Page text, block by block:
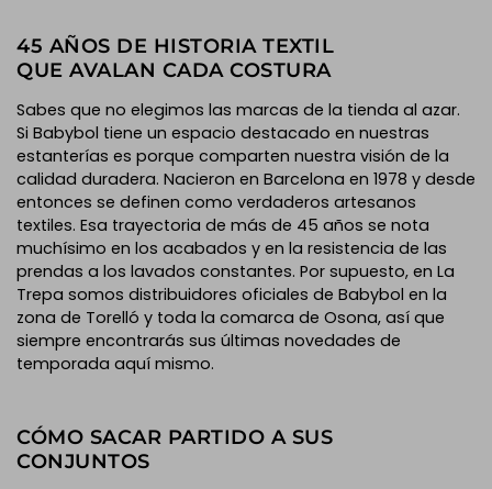
45 AÑOS DE HISTORIA TEXTIL
QUE AVALAN CADA COSTURA
Sabes que no elegimos las marcas de la tienda al azar.
Si Babybol tiene un espacio destacado en nuestras
estanterías es porque comparten nuestra visión de la
calidad duradera. Nacieron en Barcelona en 1978 y desde
entonces se definen como verdaderos artesanos
textiles. Esa trayectoria de más de 45 años se nota
muchísimo en los acabados y en la resistencia de las
prendas a los lavados constantes. Por supuesto, en La
Trepa somos distribuidores oficiales de Babybol en la
zona de Torelló y toda la comarca de Osona, así que
siempre encontrarás sus últimas novedades de
temporada aquí mismo.
CÓMO SACAR PARTIDO A SUS
CONJUNTOS